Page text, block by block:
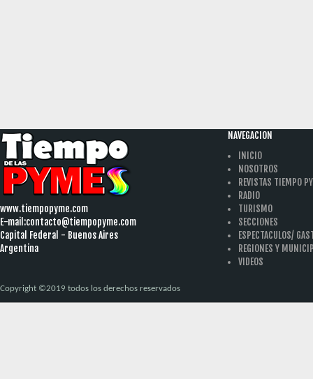
www.tiempopyme.com
E-mail:contacto@tiempopyme.com
Capital Federal - Buenos Aires
Argentina
NAVEGACION
INICIO
NOSOTROS
REVISTAS TIEMPO
RADIO
TURISMO
SECCIONES
ESPECTACULOS/
REGIONES Y
VIDEOS
Copyright ©2019 todos los derechos reservados